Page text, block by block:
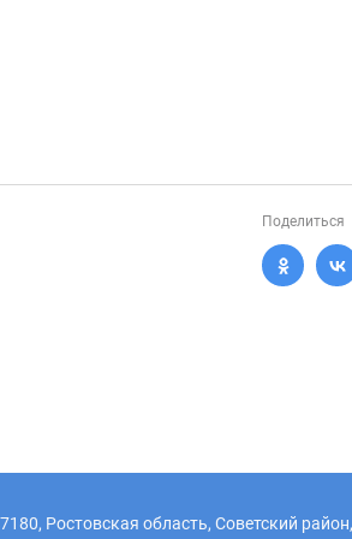
Поделиться
Ростовская область, Советский район,